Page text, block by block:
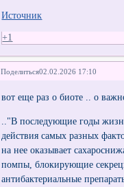
Источник
+1
Поделиться02.02.2026 17:10
вот еще раз о биоте .. о
.."В последующие годы
действия самых разных
на нее оказывает
помпы, блокирующие
антибактериальные